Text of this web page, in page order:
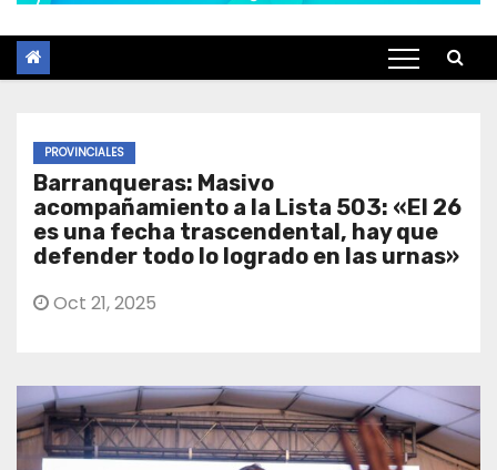
PROVINCIALES
Barranqueras: Masivo
acompañamiento a la Lista 503: «El 26
es una fecha trascendental, hay que
defender todo lo logrado en las urnas»
Oct 21, 2025